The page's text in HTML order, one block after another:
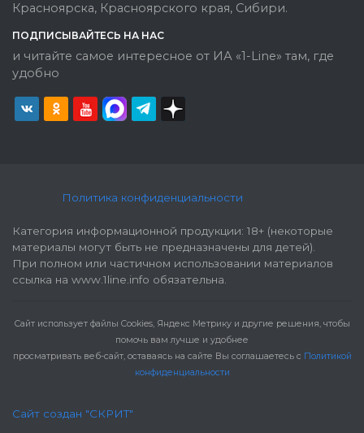
Красноярска, Красноярского края, Сибири.
ПОДПИСЫВАЙТЕСЬ НА НАС
и читайте самое интересное от ИА «1-Line» там, где
удобно
Политика конфиденциальности
Категория информационной продукции: 18+ (некоторые
материалы могут быть не предназначены для детей).
При полном или частичном использовании материалов
ссылка на www.1line.info обязательна.
Cайт использует файлы Cookies, Яндекс Метрику и другие решения, чтобы
помочь вам лучше и удобнее
просматривать веб-сайт, оставаясь на сайте Вы соглашаетесь с Политикой
конфиденциальности
Сайт создан "СКРИТ"